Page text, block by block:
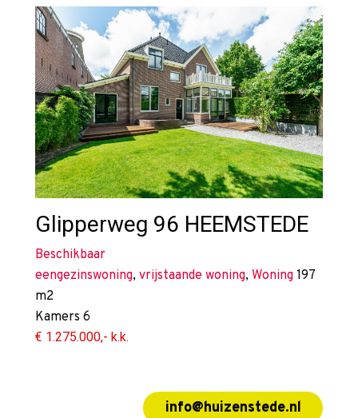
Glipperweg 96 HEEMSTEDE
Beschikbaar
eengezinswoning, vrijstaande woning, Woning 197
m2
Kamers 6
€ 1.275.000,- k.k.
info@huizenstede.nl